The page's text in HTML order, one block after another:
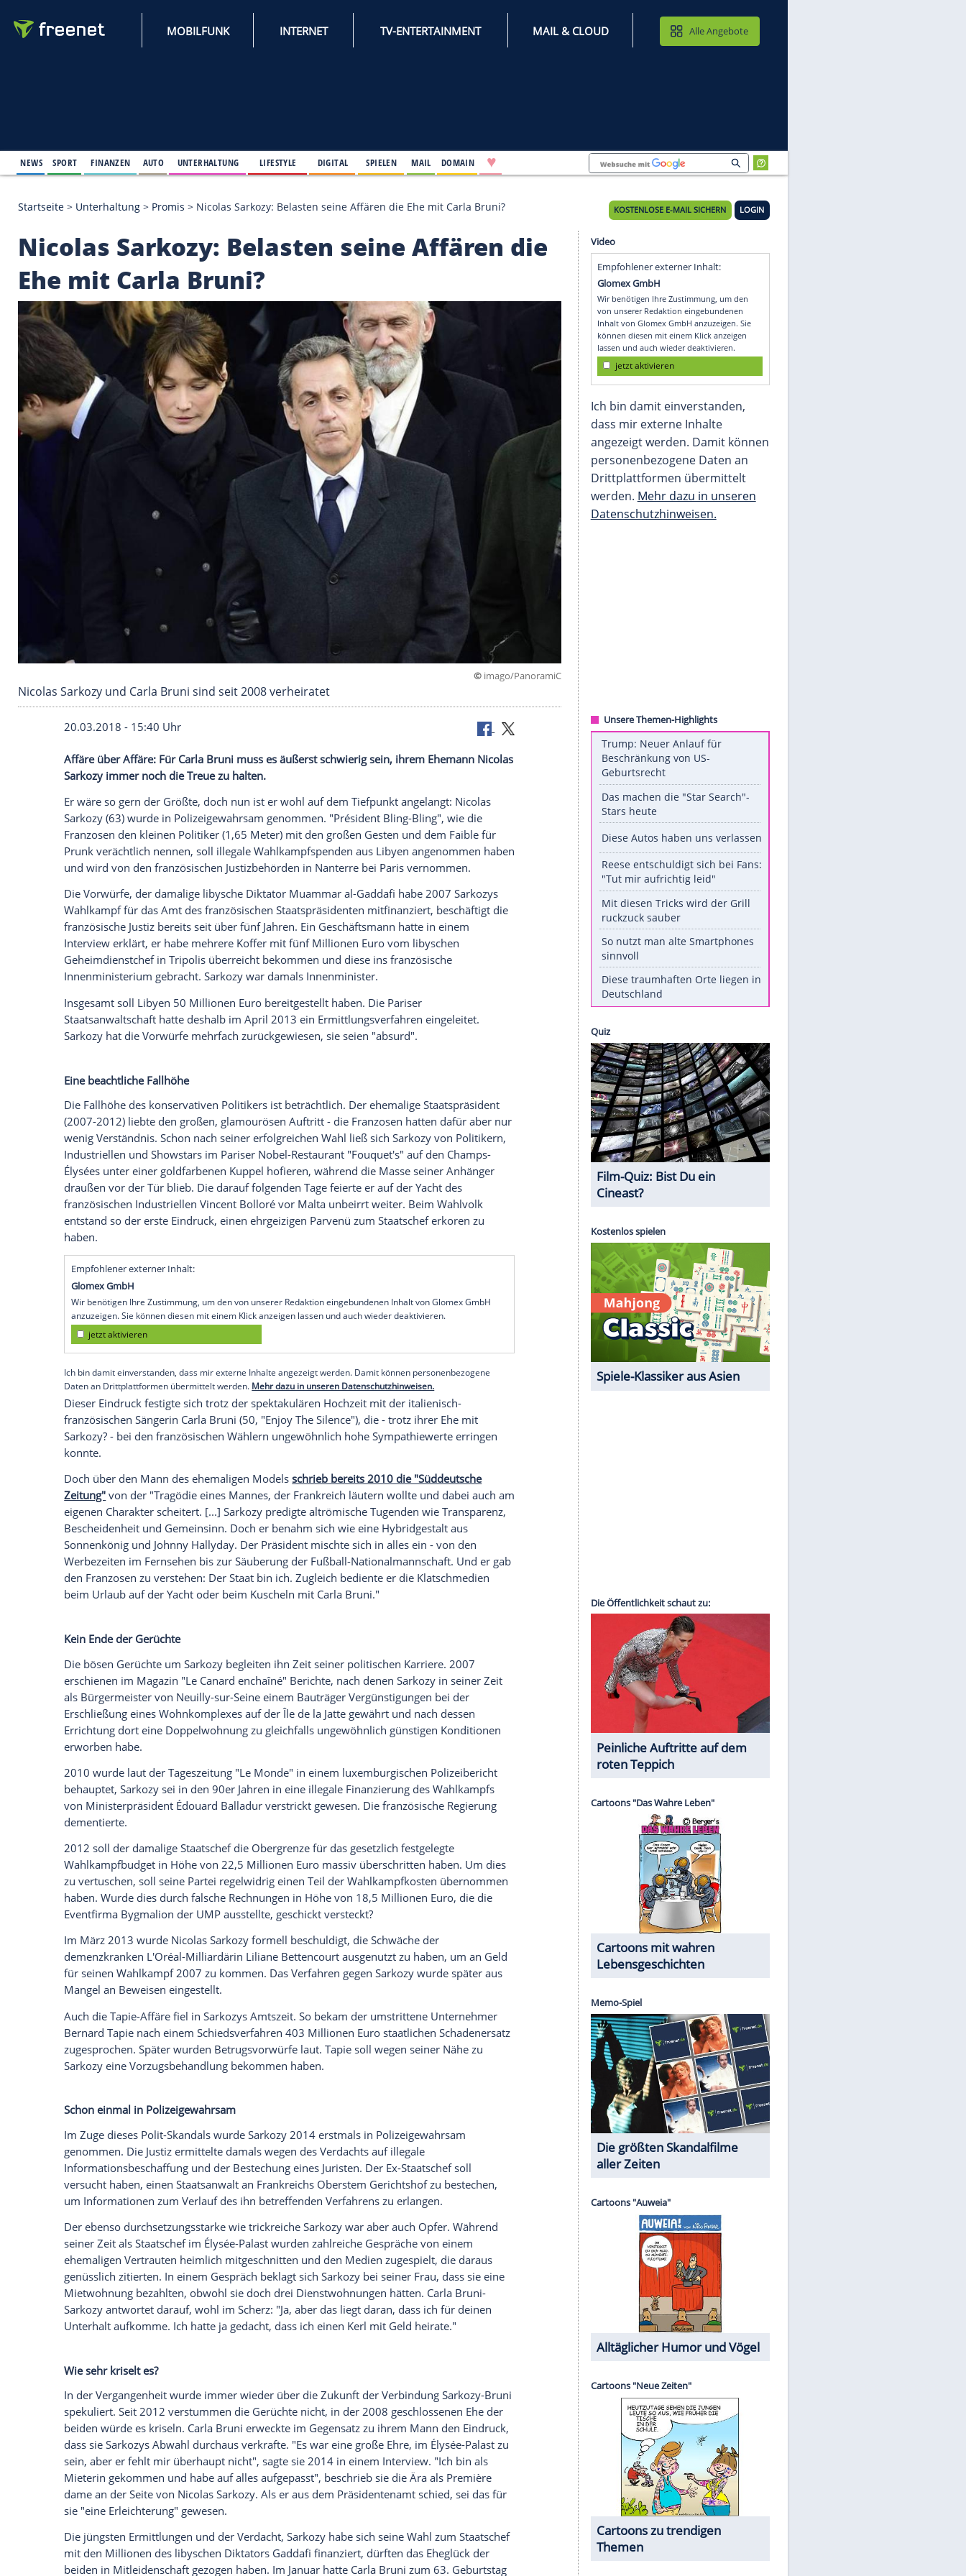
MOBILFUNK INTERNET TV-ENTERTAINMENT MAIL & CLOUD
KOSTENLOSE E-MAIL SICHERN
Startseite >Unterhaltung >Promis >Nicolas Sarkozy: Belasten seine Affären die Ehe mit Carla Bruni?
Nicolas Sarkozy: Belasten seine Affären die
Ehe mit Carla Bruni?
© imago/PanoramiC
Nicolas Sarkozy und Carla Bruni sind seit 2008 verheiratet
20.03.2018 - 15:40 Uhr
AffäreüberAffäre : FürCarla Brunimuss es äußerst schwierig sein, ihrem Ehemann Nicolas
Sarkozyimmer noch die Treue zu halten.
Er wäre so gern der Größte, doch nun ist er wohl auf dem Tiefpunkt angelangt:
Nicolas
Sarkozy(63) wurde inPolizeigewahrsamgenommen. "Président Bling-Bling", wie die
Franzosen den kleinen Politiker (1,65 Meter) mit den großen Gesten und dem Faible für
Prunk verächtlich nennen, soll illegale Wahlkampfspenden ausLibyen
angenommen haben
und wird von den französischen Justizbehörden inNanterre
Die Vorwürfe, der damalige libysche Diktator
habe 2007 Sarkozys
Wahlkampf
für das Amt des französischen Staatspräsidenten mitfinanziert, beschäftigt die
französische Justiz bereits seit über fünf Jahren. Ein Geschäftsmann hatte in einem
Interview erklärt, er habe mehrere Koffer mit fünf Millionen Euro vom libyschen
Geheimdienstchef in Tripolisüberreicht bekommen und diese ins französische
Innenministeriumgebracht. Sarkozy war damals Innenminister.
Insgesamt sollLibyen50 Millionen Euro bereitgestellt haben. Die Pariser
Staatsanwaltschafthatte deshalb im April 2013 ein Ermittlungsverfahren eingeleitet.
Eine beachtliche Fallhöhe
Die Fallhöhe des konservativen Politikers ist beträchtlich. Der ehemalige Staatspräsident
(2007-2012) liebte den großen, glamourösen Auftritt - die Franzosen hatten dafür aber nur
wenig Verständnis. Schon nach seiner erfolgreichen Wahl ließ sich Sarkozy von Politikern,
Industriellen und Showstars im Pariser Nobel-Restaurant "Fouquet's" auf den Champs-
Élysées unter einer goldfarbenen Kuppel hofieren, während die Masse seiner Anhänger
draußen vor der Tür blieb. Die darauf folgenden Tage feierte er auf der Yacht des
französischen Industriellen
unbeirrt weiter. Beim Wahlvolk
entstand so der erste Eindruck, einen ehrgeizigen Parvenü zum Staatschef erkoren zu
haben.
Empfohlener externer Inhalt:
Glomex GmbH
Wir benötigen Ihre Zustimmung, um den von unserer Redaktion eingebundenen Inhalt von Glomex GmbH
anzuzeigen. Sie können diesen mit einem Klick anzeigen lassen und auch wieder deaktivieren.
Ich bin damit einverstanden, dass mir externe Inhalte angezeigt werden. Damit können personenbezogene
Daten an Drittplattformen übermittelt werden.Mehr dazu in unseren Datenschutzhinweisen.
Dieser Eindruck festigte sich trotz der spektakulären Hochzeit mit der italienisch-
französischen SängerinCarla Bruni(50, "Enjoy The Silence"), die - trotz ihrer Ehe mit
Sarkozy? - bei den französischen Wählern ungewöhnlich hohe Sympathiewerte erringen
konnte.
Doch über den Mann des ehemaligen Modelsschrieb bereits 2010 die "Süddeutsche
Zeitung"von der "Tragödie eines Mannes, derFrankreichläutern wollte und dabei auch am
eigenen Charakter scheitert. [...] Sarkozy predigte altrömische Tugenden wie Transparenz,
Bescheidenheit und Gemeinsinn. Doch er benahm sich wie eine Hybridgestalt aus
Sonnenkönig undJohnny Hallyday. Der Präsident mischte sich in alles ein - von den
Werbezeiten im Fernsehen bis zur Säuberung der Fußball-Nationalmannschaft. Und er gab
den Franzosen zu verstehen: Der Staat bin ich. Zugleich bediente er die Klatschmedien
beim Urlaub auf der Yacht oder beim Kuscheln mit
Kein Ende der Gerüchte
erschienen im Magazin "Le Canard enchaîné" Berichte, nach denen Sarkozy in seiner Zeit
als Bürgermeister von Neuilly-sur-Seine einem Bauträger Vergünstigungen bei der
Erschließung eines Wohnkomplexes auf der Île de la Jatte gewährt und nach dessen
Errichtung dort eine Doppelwohnung zu gleichfalls ungewöhnlich günstigen Konditionen
erworben habe.
2010 wurde laut der Tageszeitung "Le Monde" in einem luxemburgischen Polizeibericht
behauptet, Sarkozy sei in den 90er Jahren in eine illegale Finanzierung des Wahlkampfs
von Ministerpräsident Édouard Balladurverstrickt gewesen. Die französische Regierung
dementierte.
2012 soll der damalige Staatschef die Obergrenze für das gesetzlich festgelegte
Wahlkampfbudget in Höhe von 22,5 Millionen Euro massiv überschritten haben. Um dies
zu vertuschen, soll seine Partei regelwidrig einen Teil der Wahlkampfkosten übernommen
haben. Wurde dies durch falsche Rechnungen in Höhe von 18,5 Millionen Euro, die die
EventfirmaBygmalionder UMP ausstellte, geschickt versteckt?
Nicolas Sarkozy
ausgenutzt zu haben, um an Geld
für seinenWahlkampf
2007 zu kommen. Das Verfahren gegen Sarkozy wurde später aus
Mangel an Beweisen eingestellt.
Auch die Tapie-Affäre fiel in Sarkozys Amtszeit. So bekam der umstrittene Unternehmer
Bernard Tapienach einem Schiedsverfahren 403 Millionen Euro staatlichen Schadenersatz
zugesprochen. Später wurden Betrugsvorwürfe laut.Tapiesoll wegen seiner Nähe zu
Sarkozy eine Vorzugsbehandlung bekommen haben.
Schon einmal inPolizeigewahrsam
Im Zuge dieses Polit-Skandals wurde Sarkozy 2014 erstmals inPolizeigewahrsam
Empfohlener externer Inhalt:
Glomex GmbH
Wir benötigen Ihre Zustimmung, um den
von unserer Redaktion eingebundenen
Inhalt von Glomex GmbH anzuzeigen. Sie
können diesen mit einem Klick anzeigen
jetzt aktivieren
Ich bin damit einverstanden,
dass mir externe Inhalte
Unsere Themen-Highlights
Trump: Neuer Anlauf für
Geburtsrecht
Stars heute
Diese Autos haben uns verlassen
Reese entschuldigt sich bei Fans:
"Tut mir aufrichtig leid"
Mit diesen Tricks wird der Grill
ruckzuck sauber
So nutzt man alte Smartphones
sinnvoll
Quiz
Spiele-Klassiker aus Asien
Die Öffentlichkeit schaut zu:
Peinliche Auftritte auf dem
roten Teppich
Cartoons mit wahren
Lebensgeschichten
Memo-Spiel